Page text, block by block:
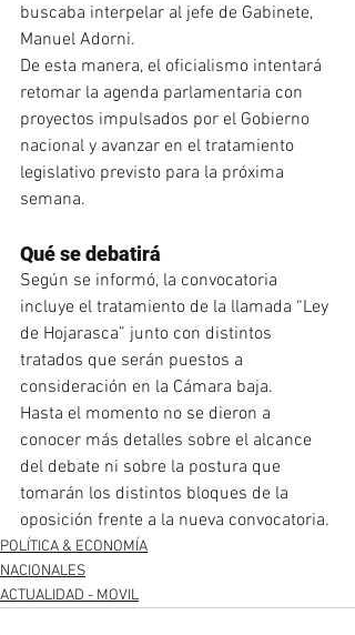
buscaba interpelar al jefe de Gabinete,
Manuel Adorni.
De esta manera, el oficialismo intentará
retomar la agenda parlamentaria con
proyectos impulsados por el Gobierno
nacional y avanzar en el tratamiento
legislativo previsto para la próxima
semana.
Qué se debatirá
Según se informó, la convocatoria
incluye el tratamiento de la llamada “Ley
de Hojarasca” junto con distintos
tratados que serán puestos a
consideración en la Cámara baja.
Hasta el momento no se dieron a
conocer más detalles sobre el alcance
del debate ni sobre la postura que
tomarán los distintos bloques de la
oposición frente a la nueva convocatoria.
POLÍTICA & ECONOMÍA
NACIONALES
ACTUALIDAD - MOVIL